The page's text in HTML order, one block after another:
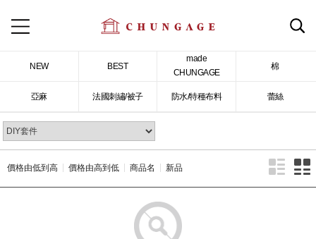
NEW BEST
made
CHUNGAGE
棉
亞麻 法國刺繡/被子 防水/特種布料 蕾絲
價格由低到高 價格由高到低 商品名 新品